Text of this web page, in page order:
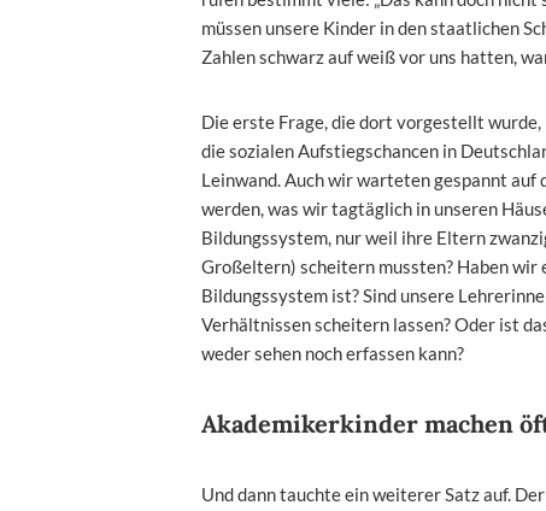
müssen unsere Kinder in den staatlichen
Zahlen schwarz auf weiß vor uns hatten,
Die erste Frage, die dort vorgestellt
die sozialen Aufstiegschancen in
Leinwand. Auch wir warteten gespannt
werden, was wir tagtäglich in unseren
Bildungssystem, nur weil ihre Eltern
Großeltern) scheitern mussten? Haben
Bildungssystem ist? Sind unsere
Verhältnissen scheitern lassen? Oder ist
weder sehen noch erfassen kann?
Akademikerkinder machen
Und dann tauchte ein weiterer Satz auf.